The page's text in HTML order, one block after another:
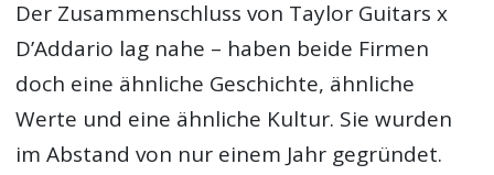
Der Zusammenschluss von Taylor Guitars x
D’Addario lag nahe – haben beide Firmen
doch eine ähnliche Geschichte, ähnliche
Werte und eine ähnliche Kultur. Sie wurden
im Abstand von nur einem Jahr gegründet.